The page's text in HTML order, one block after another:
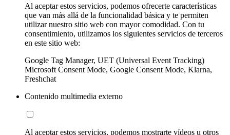
Al aceptar estos servicios, podemos ofrecerte características
que van más allá de la funcionalidad básica y te permiten
utilizar nuestro sitio web con mayor comodidad. Con tu
consentimiento, utilizamos los siguientes servicios de terceros
en este sitio web:
Google Tag Manager, UET (Universal Event Tracking)
Microsoft Consent Mode, Google Consent Mode, Klarna,
Freshchat
Contenido multimedia externo
Al aceptar estos servicios, podemos mostrarte vídeos u otros